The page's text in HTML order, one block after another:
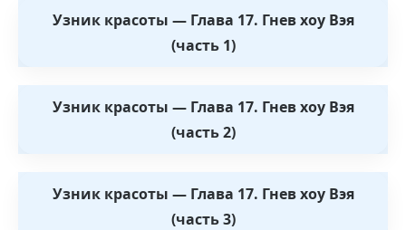
Узник красоты — Глава 17. Гнев хоу Вэя
(часть 1)
Узник красоты — Глава 17. Гнев хоу Вэя
(часть 2)
Узник красоты — Глава 17. Гнев хоу Вэя
(часть 3)